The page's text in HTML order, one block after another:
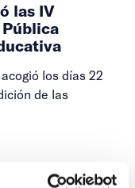
las IV
los días 22
de las